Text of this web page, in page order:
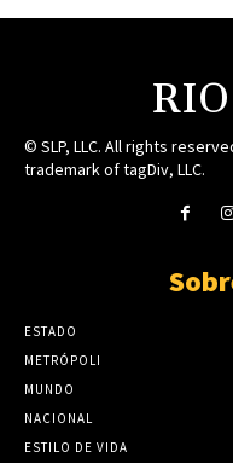
© SLP, LLC. All rights
trademark of tagDiv, LLC.
ESTADO
METRÓPOLI
MUNDO
NACIONAL
ESTILO DE VIDA